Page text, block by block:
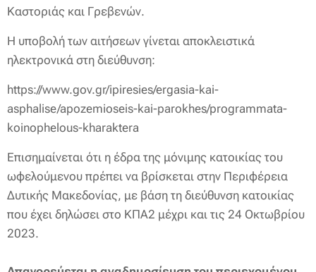
Καστοριάς και Γρεβενών.
Η υποβολή των αιτήσεων γίνεται αποκλειστικά
ηλεκτρονικά στη διεύθυνση:
https://www.gov.gr/ipiresies/ergasia-kai-
asphalise/apozemioseis-kai-parokhes/programmata-
koinophelous-kharaktera
Επισημαίνεται ότι η έδρα της μόνιμης κατοικίας του
ωφελούμενου πρέπει να βρίσκεται στην Περιφέρεια
Δυτικής Μακεδονίας, με βάση τη διεύθυνση κατοικίας
που έχει δηλώσει στο ΚΠΑ2 μέχρι και τις 24 Οκτωβρίου
2023.